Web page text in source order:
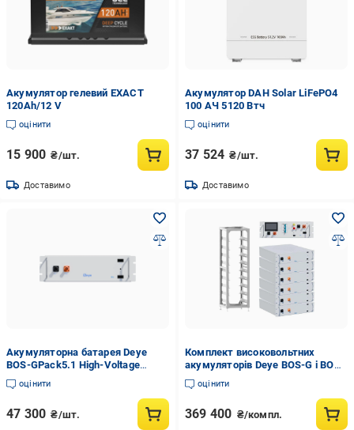
Акумулятор гелевий EXACT
120Аh/12 V
оцінити
15 900 ₴/шт.
Доставимо
Акумулятор DAH Solar LiFePO4
100 АЧ 5120 Втч
оцінити
37 524 ₴/шт.
Доставимо
Акумуляторна батарея Deye
BOS-GPack5.1 High-Voltage
LiFePo4 51,2V 100 Ah 5,12kWh
(2898439183)
оцінити
47 300 ₴/шт.
Комплект високовольтних
акумуляторів Deye BOS-G і BOS-
G-PDU2/стійка 3U-LRACK
(2977148698)
оцінити
369 400 ₴/компл.